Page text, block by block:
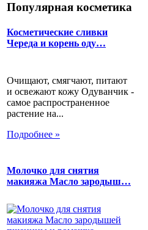
Популярная косметика
Косметические сливки
Череда и корень оду…
Очищают, смягчают, питают
и освежают кожу Одуванчик -
самое распространенное
растение на...
Подробнее »
Молочко для снятия
макияжа Масло зародыш…